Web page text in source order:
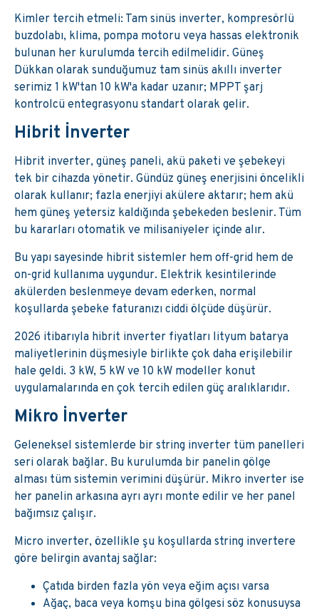
Kimler tercih etmeli: Tam sinüs inverter, kompresörlü
buzdolabı, klima, pompa motoru veya hassas elektronik
bulunan her kurulumda tercih edilmelidir. Güneş
Dükkan olarak sunduğumuz tam sinüs akıllı inverter
serimiz 1 kW'tan 10 kW'a kadar uzanır; MPPT şarj
kontrolcü entegrasyonu standart olarak gelir.
Hibrit İnverter
Hibrit inverter, güneş paneli, akü paketi ve şebekeyi
tek bir cihazda yönetir. Gündüz güneş enerjisini öncelikli
olarak kullanır; fazla enerjiyi akülere aktarır; hem akü
hem güneş yetersiz kaldığında şebekeden beslenir. Tüm
bu kararları otomatik ve milisaniyeler içinde alır.
Bu yapı sayesinde hibrit sistemler hem off-grid hem de
on-grid kullanıma uygundur. Elektrik kesintilerinde
akülerden beslenmeye devam ederken, normal
koşullarda şebeke faturanızı ciddi ölçüde düşürür.
2026 itibarıyla hibrit inverter fiyatları lityum batarya
maliyetlerinin düşmesiyle birlikte çok daha erişilebilir
hale geldi. 3 kW, 5 kW ve 10 kW modeller konut
uygulamalarında en çok tercih edilen güç aralıklarıdır.
Mikro İnverter
Geleneksel sistemlerde bir string inverter tüm panelleri
seri olarak bağlar. Bu kurulumda bir panelin gölge
alması tüm sistemin verimini düşürür. Mikro inverter ise
her panelin arkasına ayrı ayrı monte edilir ve her panel
bağımsız çalışır.
Micro inverter, özellikle şu koşullarda string invertere
göre belirgin avantaj sağlar:
Çatıda birden fazla yön veya eğim açısı varsa
Ağaç, baca veya komşu bina gölgesi söz konusuysa